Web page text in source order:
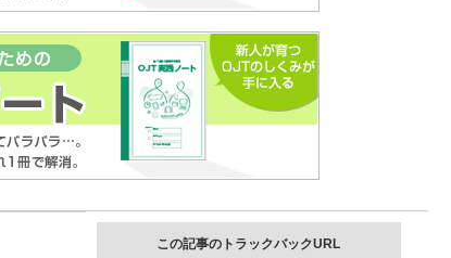
この記事のトラックバックURL